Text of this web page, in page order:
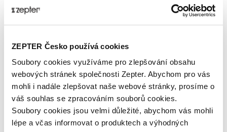
ZEPTER Česko používá cookies
Soubory cookies využíváme pro zlepšování obsahu
webových stránek společnosti Zepter. Abychom pro vás
mohli i nadále zlepšovat naše webové stránky, prosíme o
váš souhlas se zpracováním souborů cookies.
Soubory cookies jsou velmi důležité, abychom vás mohli
lépe a včas informovat o produktech a výhodných
nádoby, nezahřívá. Ergonomický a stylový design
spolu s unikátní konstrukcí a lehkostí zajistí, že
Technická data
KÓD PRODUKTU
Z-W2424-SC
NÁZEV PRODUKTU